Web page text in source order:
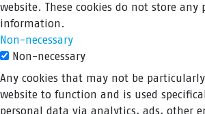
website. These cookies do not store any
information.
Non-necessary
Non-necessary
Any cookies that may not be
website to function and is used
personal data via analytics, ads, other